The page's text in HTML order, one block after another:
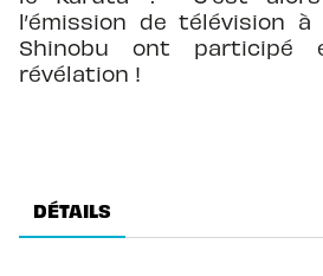
l’émission de télévision
Shinobu ont participé
révélation !
DÉTAILS